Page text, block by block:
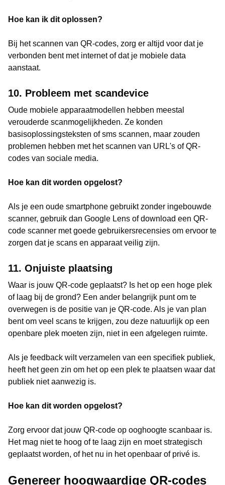
Hoe kan ik dit oplossen?
Bij het scannen van QR-codes, zorg er altijd voor dat je
verbonden bent met internet of dat je mobiele data
aanstaat.
10. Probleem met scandevice
Oude mobiele apparaatmodellen hebben meestal
verouderde scanmogelijkheden. Ze konden
basisoplossingsteksten of sms scannen, maar zouden
problemen hebben met het scannen van URL's of QR-
codes van sociale media.
Hoe kan dit worden opgelost?
Als je een oude smartphone gebruikt zonder ingebouwde
scanner, gebruik dan Google Lens of download een QR-
code scanner met goede gebruikersrecensies om ervoor te
zorgen dat je scans en apparaat veilig zijn.
11. Onjuiste plaatsing
Waar is jouw QR-code geplaatst? Is het op een hoge plek
of laag bij de grond? Een ander belangrijk punt om te
overwegen is de positie van je QR-code. Als je van plan
bent om veel scans te krijgen, zou deze natuurlijk op een
openbare plek moeten zijn, niet in een afgelegen ruimte.
Als je feedback wilt verzamelen van een specifiek publiek,
heeft het geen zin om het op een plek te plaatsen waar dat
publiek niet aanwezig is.
Hoe kan dit worden opgelost?
Zorg ervoor dat jouw QR-code op ooghoogte scanbaar is.
Het mag niet te hoog of te laag zijn en moet strategisch
geplaatst worden, of het nu in het openbaar of privé is.
Genereer hoogwaardige QR-codes